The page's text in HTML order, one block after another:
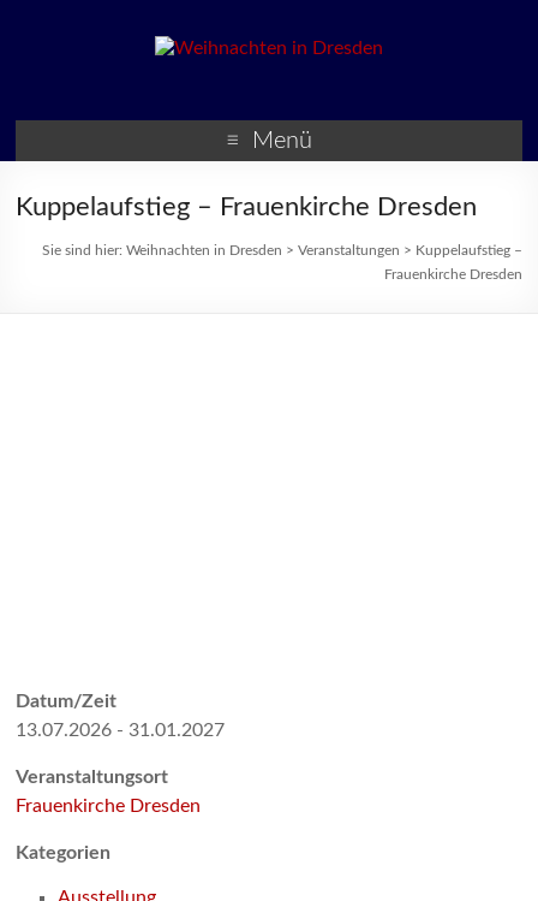
Veranstaltungen zur
Weihnachtszeit
Menü
Kuppelaufstieg – Frauenkirche Dresden
Sie sind hier: Weihnachten in Dresden > Veranstaltungen > Kuppelaufstieg –
Frauenkirche Dresden
Datum/Zeit
13.07.2026 - 31.01.2027
Veranstaltungsort
Frauenkirche Dresden
Kategorien